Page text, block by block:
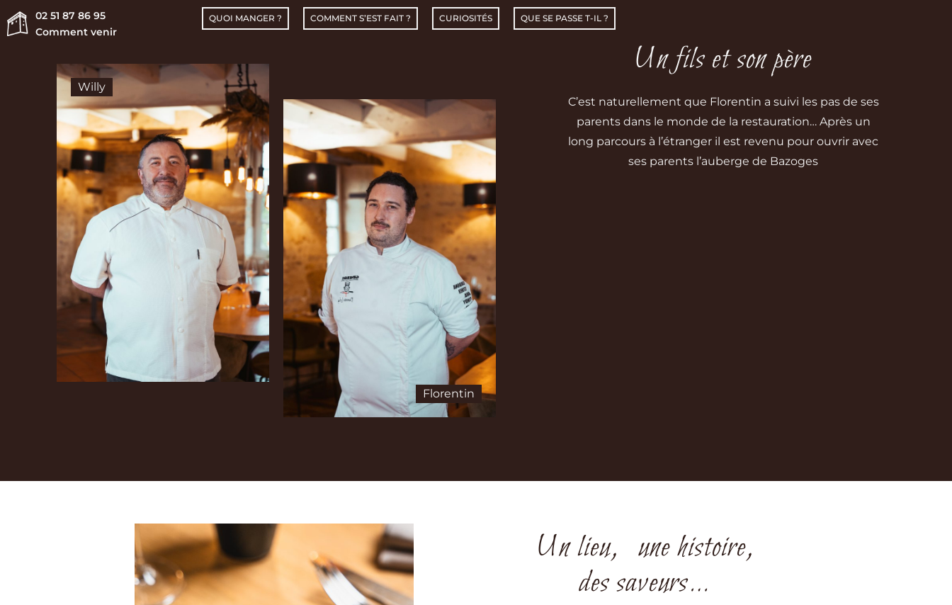
02 51 87 86 95
Comment venir
QUOI MANGER ? COMMENT S’EST FAIT ? CURIOSITÉS QUE SE PASSE T-IL ?
Willy
Florentin
Un fils et son père
C’est naturellement que Florentin a suivi les pas de ses
parents dans le monde de la restauration… Après un
long parcours à l’étranger il est revenu pour ouvrir avec
ses parents l’auberge de Bazoges
Un lieu, une histoire,
des saveurs…